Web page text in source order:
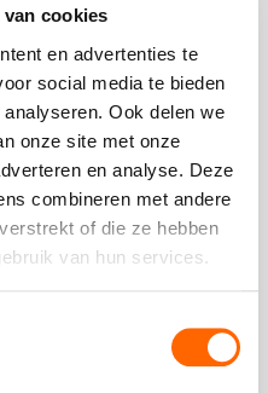
cookies
en advertenties te
social media te bieden
Ook delen we
onze site met onze
en analyse. Deze
combineren met andere
of die ze hebben
van hun services.
Bekijk alle reviews
Bekijk
Workshop